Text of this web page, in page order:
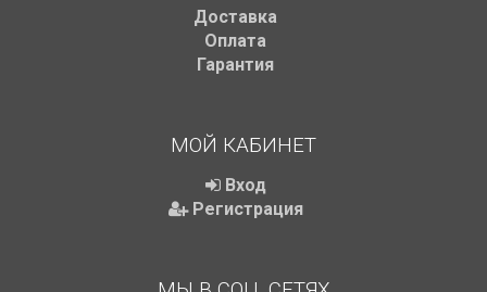
Доставка
Оплата
Гарантия
МОЙ КАБИНЕТ
Вход
Регистрация